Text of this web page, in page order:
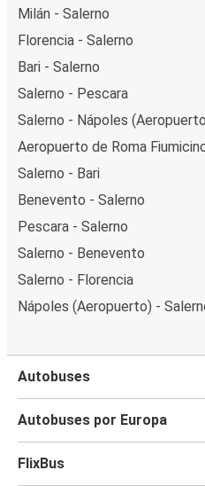
Milán - Salerno
Florencia - Salerno
Bari - Salerno
Salerno - Pescara
Salerno - Nápoles
Aeropuerto de Roma
Salerno - Bari
Benevento - Salerno
Pescara - Salerno
Salerno - Benevento
Salerno - Florencia
Nápoles (Aeropuerto) -
Autobuses
Autobuses por Europa
FlixBus